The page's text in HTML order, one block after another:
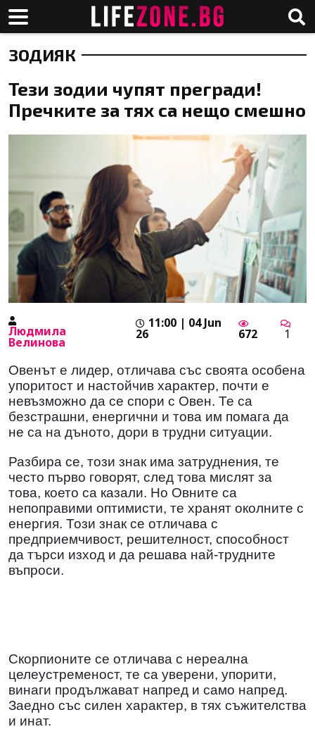
ЗОДИЯК
Тези зодии чупят прегради!
Пречките за тях са нещо смешно
Людмила
Велинова
11:00 | 04 Jun
26 672 1
Овенът е лидер, отличава със своята особена
упоритост и настойчив характер, почти е
невъзможно да се спори с Овен. Те са
безстрашни, енергични и това им помага да
не са на дъното, дори в трудни ситуации.
Разбира се, този знак има затруднения, те
често първо говорят, след това мислят за
това, което са казали. Но Овните са
непоправими оптимисти, те хранят околните с
енергия. Този знак се отличава с
предприемчивост, решителност, способност
да търси изход и да решава най-трудните
въпроси.
Скорпионите се отличава с нереална
целеустременост, те са уверени, упорити,
винаги продължават напред и само напред.
Заедно със силен характер, в тях съжителства
и инат.